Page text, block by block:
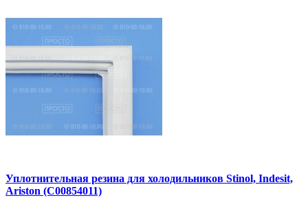
Уплотнительная резина для холодильников Stinol, Indesit,
Ariston (C00854011)